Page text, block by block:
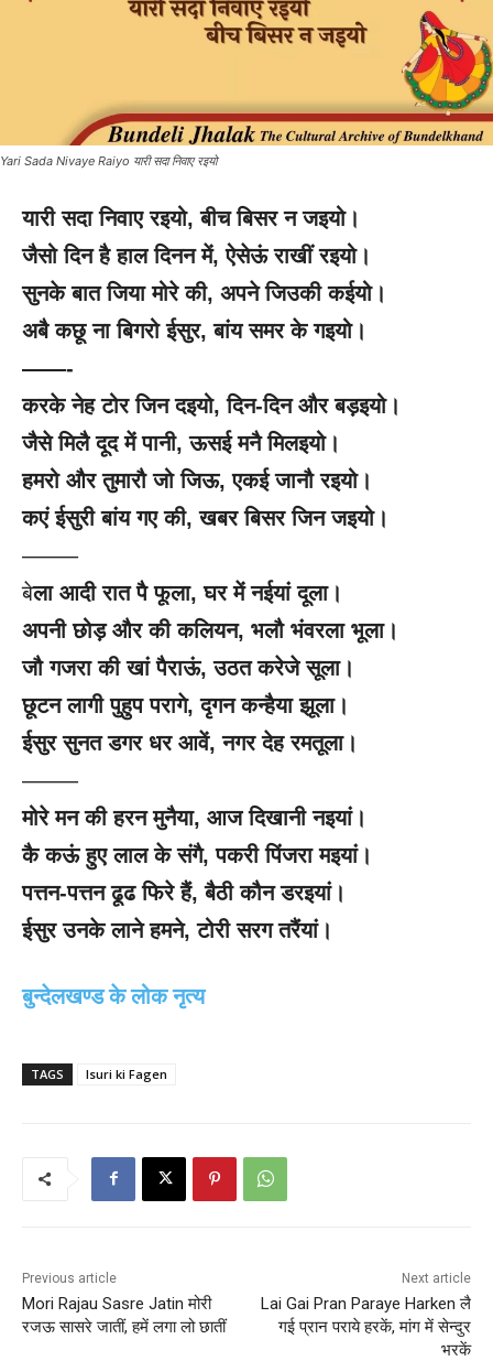
Yari Sada Nivaye Raiyo यारी सदा निवाए रइयो
यारी सदा निवाए रइयो, बीच बिसर न जइयो।
जैसो दिन है हाल दिनन में, ऐसेऊं राखीं रइयो।
सुनके बात जिया मोरे की, अपने जिउकी कईयो।
अबै कछू ना बिगरो ईसुर, बांय समर के गइयो।
——-
करके नेह टोर जिन दइयो, दिन-दिन और बड़इयो।
जैसे मिलै दूद में पानी, ऊसई मनै मिलइयो।
हमरो और तुमारौ जो जिऊ, एकई जानौ रइयो।
कएं ईसुरी बांय गए की, खबर बिसर जिन जइयो।
——–
बेला आदी रात पै फूला, घर में नईयां दूला।
अपनी छोड़ और की कलियन, भलौ भंवरला भूला।
जौ गजरा की खां पैराऊं, उठत करेजे सूला।
छूटन लागी पुहुप परागे, दृगन कन्हैया झूला।
ईसुर सुनत डगर धर आवें, नगर देह रमतूला।
——–
मोरे मन की हरन मुनैया, आज दिखानी नइयां।
कै कऊं हुए लाल के संगै, पकरी पिंजरा मइयां।
पत्तन-पत्तन ढूढ फिरे हैं, बैठी कौन डरइयां।
ईसुर उनके लाने हमने, टोरी सरग तरैंयां।
बुन्देलखण्ड के लोक नृत्य
TAGS Isuri ki Fagen
Previous article
Mori Rajau Sasre Jatin मोरी
रजऊ सासरे जातीं, हमें लगा लो छातीं
Next article
Lai Gai Pran Paraye Harken लै
गई प्रान पराये हरकें, मांग में सेन्दुर
भरकें